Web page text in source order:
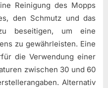
Reinigung des Mopps
den Schmutz und das
beseitigen, um eine
zu gewährleisten. Eine
die Verwendung einer
zwischen 30 und 60
Alternativ